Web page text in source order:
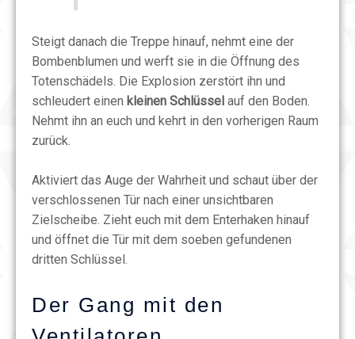
Steigt danach die Treppe hinauf, nehmt eine der
Bombenblumen und werft sie in die Öffnung des
Totenschädels. Die Explosion zerstört ihn und
schleudert einen kleinen Schlüssel auf den Boden.
Nehmt ihn an euch und kehrt in den vorherigen Raum
zurück.
Aktiviert das Auge der Wahrheit und schaut über der
verschlossenen Tür nach einer unsichtbaren
Zielscheibe. Zieht euch mit dem Enterhaken hinauf
und öffnet die Tür mit dem soeben gefundenen
dritten Schlüssel.
Der Gang mit den